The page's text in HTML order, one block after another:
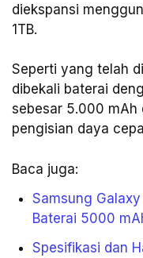
diekspansi
1TB.
Seperti yang telah
dibekali baterai
sebesar 5.000 mAh
pengisian daya
Baca juga:
Samsung
Baterai 5000
Spesifikasi dan